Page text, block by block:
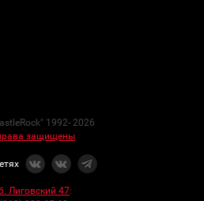
1992- 2026
защищены
Лиговский 47: